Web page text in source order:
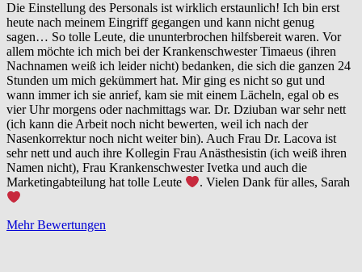
Die Einstellung des Personals ist wirklich erstaunlich! Ich bin erst
heute nach meinem Eingriff gegangen und kann nicht genug
sagen… So tolle Leute, die ununterbrochen hilfsbereit waren. Vor
allem möchte ich mich bei der Krankenschwester Timaeus (ihren
Nachnamen weiß ich leider nicht) bedanken, die sich die ganzen 24
Stunden um mich gekümmert hat. Mir ging es nicht so gut und
wann immer ich sie anrief, kam sie mit einem Lächeln, egal ob es
vier Uhr morgens oder nachmittags war. Dr. Dziuban war sehr nett
(ich kann die Arbeit noch nicht bewerten, weil ich nach der
Nasenkorrektur noch nicht weiter bin). Auch Frau Dr. Lacova ist
sehr nett und auch ihre Kollegin Frau Anästhesistin (ich weiß ihren
Namen nicht), Frau Krankenschwester Ivetka und auch die
Marketingabteilung hat tolle Leute
. Vielen Dank für alles, Sarah
Mehr Bewertungen